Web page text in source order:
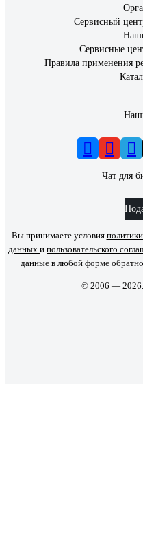
Сервисный
Сервисные
Правила применения
Чат для
Вы принимаете условия
данных и пользовательского
данные в любой форме
© 2006 —